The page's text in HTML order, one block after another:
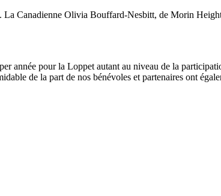
Canadienne Olivia Bouffard-Nesbitt, de Morin
année pour la Loppet autant au niveau de la
de la part de nos bénévoles et partenaires ont